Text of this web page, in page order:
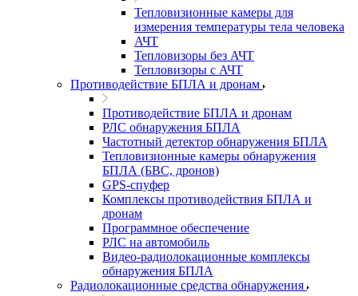
Тепловизионные камеры для
измерения температуры тела человека
АЧТ
Тепловизоры без АЧТ
Тепловизоры с АЧТ
Противодействие БПЛА и дронам
Противодействие БПЛА и дронам
РЛС обнаружения БПЛА
Частотный детектор обнаружения БПЛА
Тепловизионные камеры обнаружения
БПЛА (БВС, дронов)
GPS-спуфер
Комплексы противодействия БПЛА и
дронам
Программное обеспечение
РЛС на автомобиль
Видео-радиолокационные комплексы
обнаружения БПЛА
Радиолокационные средства обнаружения